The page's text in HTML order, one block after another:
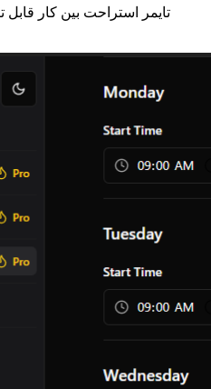
تایمر استراحت بین کار قابل